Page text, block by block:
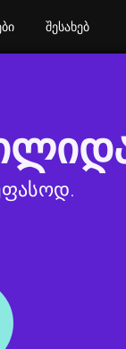
შესახებ